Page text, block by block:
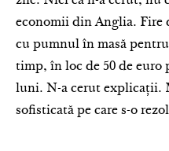
economii din Anglia. Fire
cu pumnul în masă
timp, în loc de 50 de euro
luni. N-a cerut explicații.
sofisticată pe care s-o